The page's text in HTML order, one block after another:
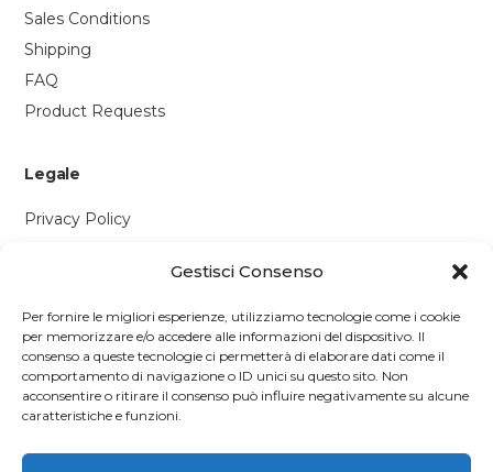
Gestisci Consenso
Per fornire le migliori esperienze, utilizziamo tecnologie come i cookie
per memorizzare e/o accedere alle informazioni del dispositivo. Il
consenso a queste tecnologie ci permetterà di elaborare dati come il
comportamento di navigazione o ID unici su questo sito. Non
acconsentire o ritirare il consenso può influire negativamente su alcune
caratteristiche e funzioni.
Sales Conditions
Shipping
FAQ
Product Requests
Legale
Privacy Policy
Contattaci
Via P. Savi, 328
55049 Viareggio (LU)
+39 0584 1660477
WhatsApp